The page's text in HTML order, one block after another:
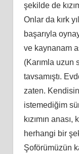
şekilde de
Onlar da kırk
başarıyla
ve kaynanam
(Karımla uzun
tavsamıştı.
zaten.
istemediğim
kızımın
herhangi bir
Şoförümüzün